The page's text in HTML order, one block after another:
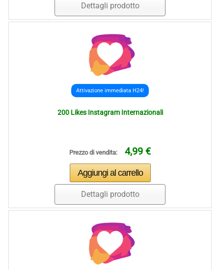
Dettagli prodotto
Attivazione immediata H24!
200 Likes Instagram Internazionali
Prezzo di vendita: 4,99 €
Dettagli prodotto